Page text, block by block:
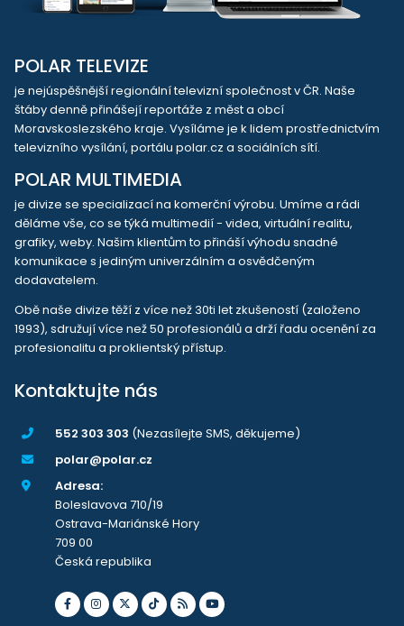
POLAR TELEVIZE
je nejúspěšnější regionální televizní společnost v ČR. Naše
štáby denně přinášejí reportáže z měst a obcí
Moravskoslezského kraje. Vysíláme je k lidem prostřednictvím
televizního vysílání, portálu polar.cz a sociálních sítí.
POLAR MULTIMEDIA
je divize se specializací na komerční výrobu. Umíme a rádi
děláme vše, co se týká multimedií - videa, virtuální realitu,
grafiky, weby. Našim klientům to přináší výhodu snadné
komunikace s jediným univerzálním a osvědčeným
dodavatelem.
Obě naše divize těží z více než 30ti let zkušeností (založeno
1993), sdružují více než 50 profesionálů a drží řadu ocenění za
profesionalitu a proklientský přístup.
Kontaktujte nás
552 303 303 (Nezasílejte SMS, děkujeme)
polar@polar.cz
Adresa:
Boleslavova 710/19
Ostrava-Mariánské Hory
709 00
Česká republika